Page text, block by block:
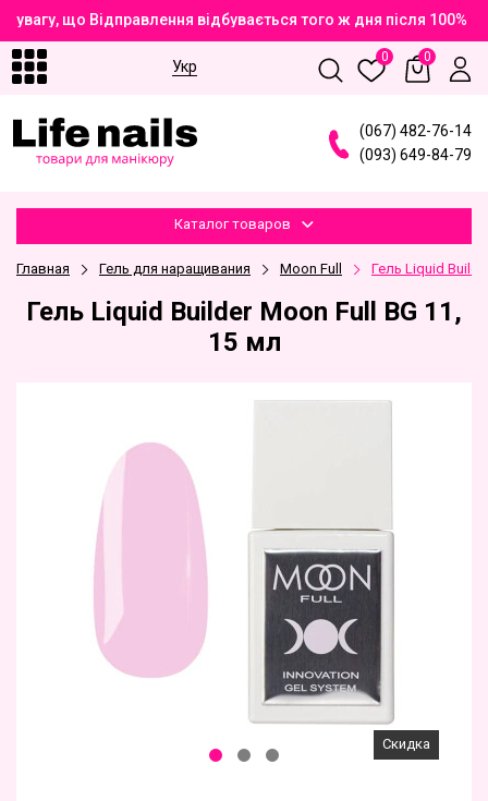
що Відправлення відбувається того ж дня після
Укр
0 0
(067) 482-76-14
(093) 649-84-79
Каталог товаров
Главная Гель для наращивания Moon Full Гель Liquid
Гель Liquid Builder Moon Full BG 11,
15 мл
Скидка